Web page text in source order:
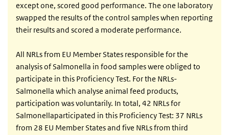
except one, scored good performance. The one laboratory
swapped the results of the control samples when reporting
their results and scored a moderate performance.
All NRLs from EU Member States responsible for the
analysis of Salmonella in food samples were obliged to
participate in this Proficiency Test. For the NRLs-
Salmonella which analyse animal feed products,
participation was voluntarily. In total, 42 NRLs for
Salmonellaparticipated in this Proficiency Test: 37 NRLs
from 28 EU Member States and five NRLs from third